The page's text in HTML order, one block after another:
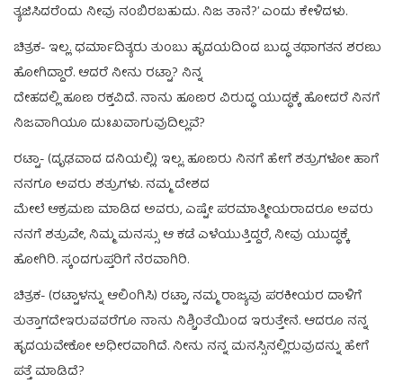
ತ್ಯಜಿಸಿದರೆಂದು ನೀವು ನಂಬಿರಬಹುದು. ನಿಜ ತಾನೆ?’ ಎಂದು ಕೇಳಿದಳು.
ಚಿತ್ರಕ- ಇಲ್ಲ. ಧರ್ಮಾದಿತ್ಯರು ತುಂಬು ಹೃದಯದಿಂದ ಬುದ್ಧ ತಥಾಗತನ ಶರಣು
ಹೋಗಿದ್ದಾರೆ. ಆದರೆ ನೀನು ರಟ್ಟಾ? ನಿನ್ನ
ದೇಹದಲ್ಲಿ ಹೂಣ ರಕ್ತವಿದೆ. ನಾನು ಹೂಣರ ವಿರುದ್ಧ ಯುದ್ಧಕ್ಕೆ ಹೋದರೆ ನಿನಗೆ
ನಿಜವಾಗಿಯೂ ದುಃಖವಾಗುವುದಿಲ್ಲವೆ?
ರಟ್ಟಾ- (ದೃಢವಾದ ದನಿಯಲ್ಲಿ) ಇಲ್ಲ. ಹೂಣರು ನಿನಗೆ ಹೇಗೆ ಶತ್ರುಗಳೋ ಹಾಗೆ
ನನಗೂ ಅವರು ಶತ್ರುಗಳು. ನಮ್ಮ ದೇಶದ
ಮೇಲೆ ಆಕ್ರಮಣ ಮಾಡಿದ ಅವರು, ಎಷ್ಟೇ ಪರಮಾತ್ಮೀಯರಾದರೂ ಅವರು
ನನಗೆ ಶತ್ರುವೇ, ನಿಮ್ಮ ಮನಸ್ಸು ಆ ಕಡೆ ಎಳೆಯುತ್ತಿದ್ದರೆ, ನೀವು ಯುದ್ಧಕ್ಕೆ
ಹೋಗಿರಿ. ಸ್ಕಂದಗುಪ್ತರಿಗೆ ನೆರವಾಗಿರಿ.
ಚಿತ್ರಕ- (ರಟ್ಟಾಳನ್ನು ಆಲಿಂಗಿಸಿ) ರಟ್ಟಾ, ನಮ್ಮ ರಾಜ್ಯವು ಪರಕೀಯರ ದಾಳಿಗೆ
ತುತ್ತಾಗದೇಇರುವವರೆಗೂ ನಾನು ನಿಶ್ಚಿಂತೆಯಿಂದ ಇರುತ್ತೇನೆ. ಆದರೂ ನನ್ನ
ಹೃದಯವೇಕೋ ಅಧೀರವಾಗಿದೆ. ನೀನು ನನ್ನ ಮನಸ್ಸಿನಲ್ಲಿರುವುದನ್ನು ಹೇಗೆ
ಪತ್ತೆ ಮಾಡಿದೆ?